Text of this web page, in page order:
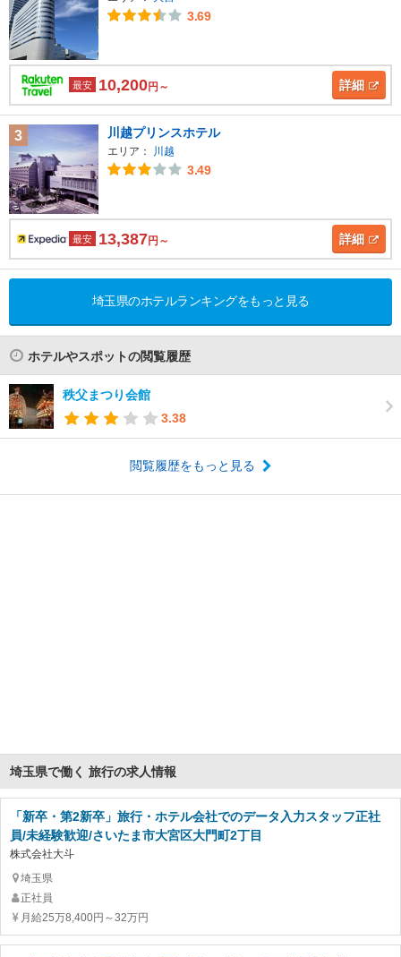
3.69
最安 10,200円～ 詳細
3 川越プリンスホテル
エリア： 川越
3.49
最安 13,387円～ 詳細
埼玉県のホテルランキングをもっと見る
ホテルやスポットの閲覧履歴
秩父まつり会館
3.38
閲覧履歴をもっと見る
埼玉県で働く 旅行の求人情報
「新卒・第2新卒」旅行・ホテル会社でのデータ入力スタッフ正社
員/未経験歓迎/さいたま市大宮区大門町2丁目
株式会社大斗
埼玉県
正社員
月給25万8,400円～32万円